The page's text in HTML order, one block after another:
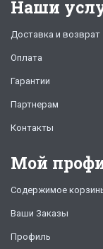
Наши
Доставка и возврат
Оплата
Гарантии
Партнерам
Контакты
Мой
Содержимое
Ваши Заказы
Профиль